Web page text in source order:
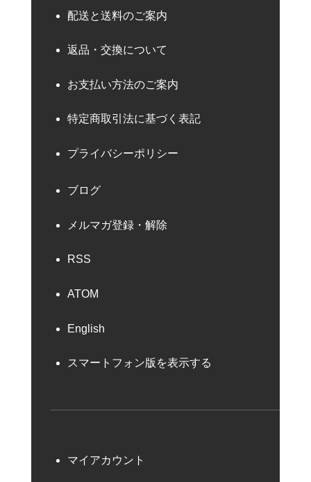
配送と送料のご案内
返品・交換について
お支払い方法のご案内
特定商取引法に基づく表記
プライバシーポリシー
ブログ
メルマガ登録・解除
RSS
ATOM
English
スマートフォン版を表示する
マイアカウント